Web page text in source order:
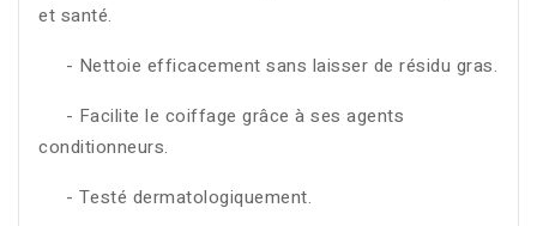
et santé.
- Nettoie efficacement sans laisser de résidu gras.
- Facilite le coiffage grâce à ses agents
conditionneurs.
- Testé dermatologiquement.